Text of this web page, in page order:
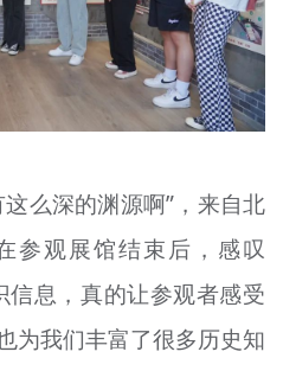
么深的渊源啊”，来自北
参观展馆结束后，感叹
信息，真的让参观者感受
为我们丰富了很多历史知